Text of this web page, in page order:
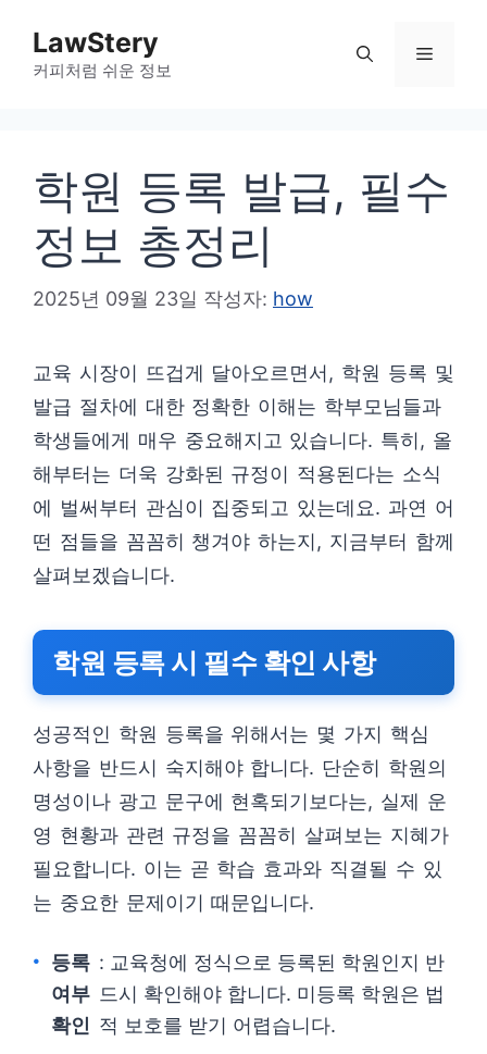
LawStery
커피처럼 쉬운 정보
메
학원 등록 발급, 필수
정보 총정리
2025년 09월 23일 작성자: how
교육 시장이 뜨겁게 달아오르면서, 학원 등록 및
발급 절차에 대한 정확한 이해는 학부모님들과
학생들에게 매우 중요해지고 있습니다. 특히, 올
해부터는 더욱 강화된 규정이 적용된다는 소식
에 벌써부터 관심이 집중되고 있는데요. 과연 어
떤 점들을 꼼꼼히 챙겨야 하는지, 지금부터 함께
살펴보겠습니다.
학원 등록 시 필수 확인 사항
성공적인 학원 등록을 위해서는 몇 가지 핵심
사항을 반드시 숙지해야 합니다. 단순히 학원의
명성이나 광고 문구에 현혹되기보다는, 실제 운
영 현황과 관련 규정을 꼼꼼히 살펴보는 지혜가
필요합니다. 이는 곧 학습 효과와 직결될 수 있
는 중요한 문제이기 때문입니다.
등록
여부
확인
: 교육청에 정식으로 등록된 학원인지 반
드시 확인해야 합니다. 미등록 학원은 법
적 보호를 받기 어렵습니다.